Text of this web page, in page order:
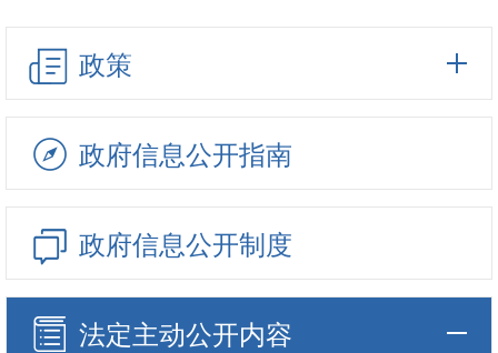
政策
政府信息公开指南
政府信息公开制度
法定主动公开内容